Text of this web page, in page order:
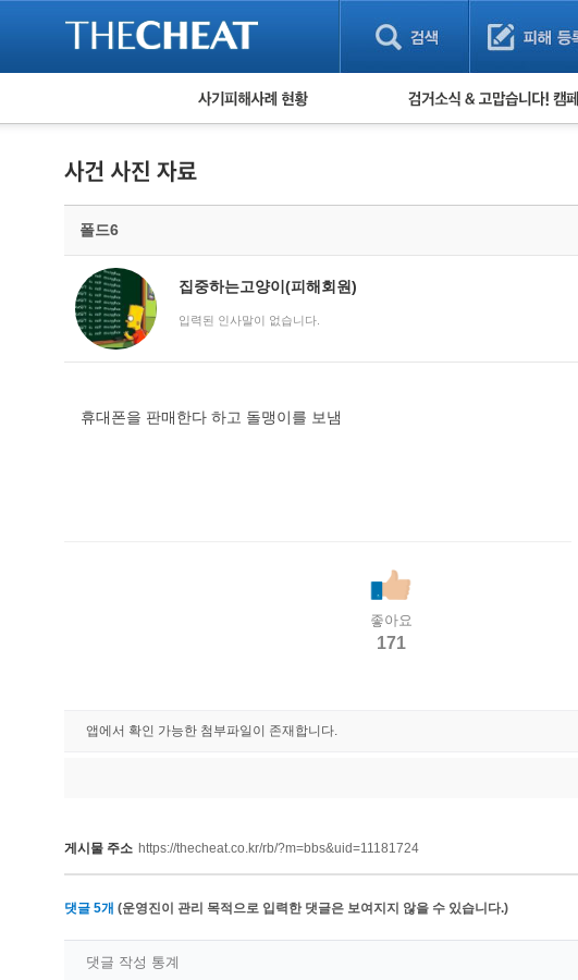
피해사례 현황
유해사이트 목록
비공개 피해사례
워킹홀리데이 피해사례
검거 소식
폴드6
집중하는고양이(피해회원)
입력된 인사말이 없습니다.
휴대폰을 판매한다 하고 돌맹이를 보냄
좋아요
171
앱에서 확인 가능한 첨부파일이 존재합니다.
게시물 주소 https://thecheat.co.kr/rb/?m=bbs&uid=11181724
댓글 5개 (운영진이 관리 목적으로 입력한 댓글은 보여지지 않을 수 있습니다.)
댓글 작성 통계